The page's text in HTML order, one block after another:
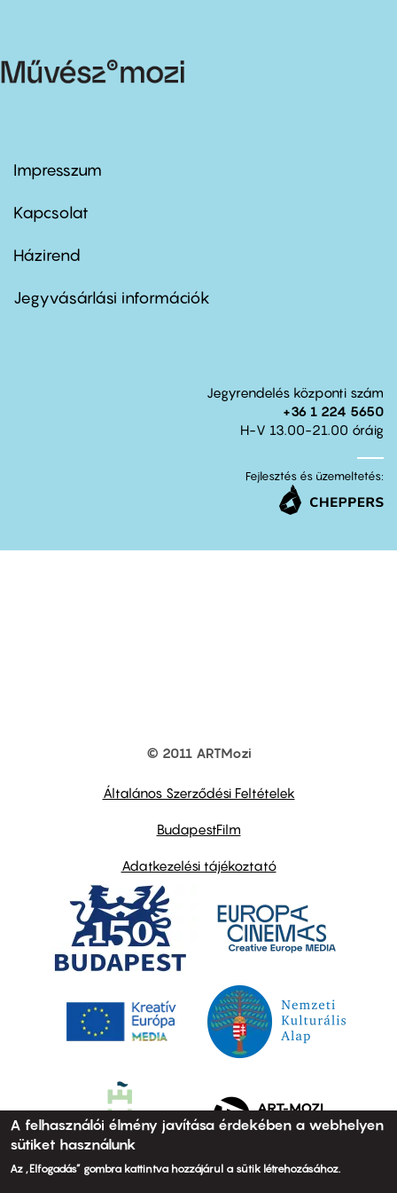
Footer
first
Impresszum
Kapcsolat
Footer
second
Házirend
Jegyvásárlási információk
Jegyrendelés központi szám
+36 1 224 5650
H-V 13.00-21.00 óráig
Fejlesztés és üzemeltetés:
© 2011 ARTMozi
Általános Szerződési Feltételek
BudapestFilm
Adatkezelési tájékoztató
A felhasználói élmény javítása érdekében a webhelyen
sütiket használunk
Az „Elfogadás” gombra kattintva hozzájárul a sütik létrehozásához.